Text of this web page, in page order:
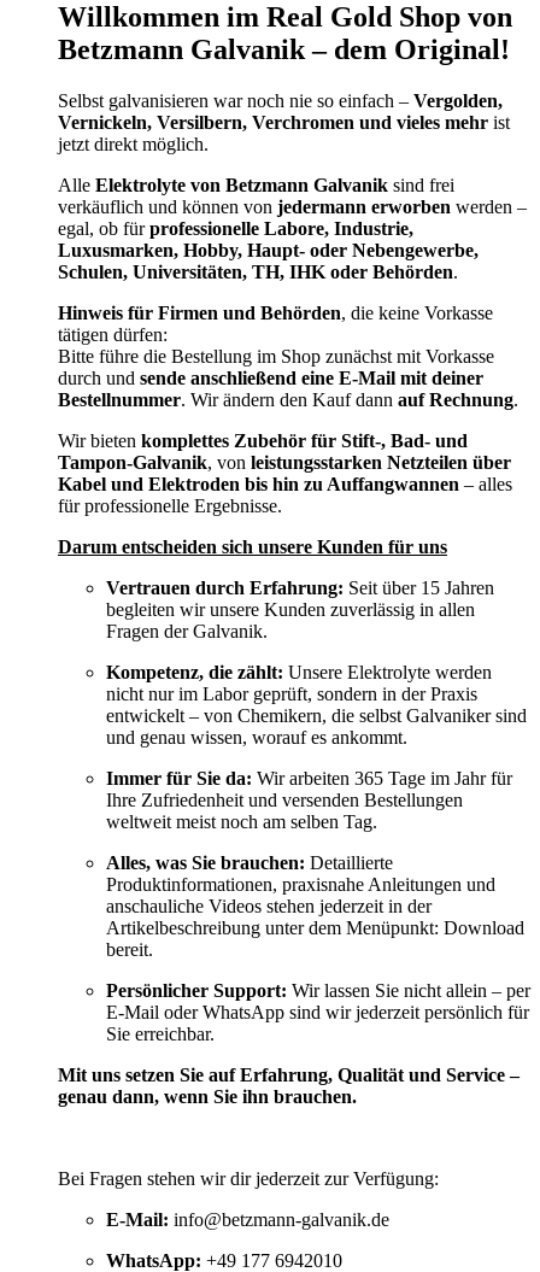
Willkommen im Real Gold Shop von
Betzmann Galvanik – dem Original!
Selbst galvanisieren war noch nie so einfach – Vergolden,
Vernickeln, Versilbern, Verchromen und vieles mehr ist
jetzt direkt möglich.
Alle Elektrolyte von Betzmann Galvanik sind frei
verkäuflich und können von jedermann erworben werden –
egal, ob fürprofessionelle Labore, Industrie,
Luxusmarken, Hobby, Haupt- oder Nebengewerbe,
Schulen, Universitäten, TH, IHK oder Behörden.
Hinweis für Firmen und Behörden, die keine Vorkasse
tätigen dürfen:
Bitte führe die Bestellung im Shop zunächst mit Vorkasse
durch und sende anschließend eine E-Mail mit deiner
Bestellnummer. Wir ändern den Kauf dann auf Rechnung.
Wir bieten komplettes Zubehör für Stift-, Bad- und
Tampon-Galvanik, von leistungsstarken Netzteilen über
Kabel und Elektroden bis hin zu Auffangwannen – alles
für professionelle Ergebnisse.
Darum entscheiden sich unsere Kunden für uns
Vertrauen durch Erfahrung: Seit über 15 Jahren
begleiten wir unsere Kunden zuverlässig in allen
Fragen der Galvanik.
Kompetenz, die zählt: Unsere Elektrolyte werden
nicht nur im Labor geprüft, sondern in der Praxis
entwickelt – von Chemikern, die selbst Galvaniker sind
und genau wissen, worauf es ankommt.
Immer für Sie da: Wir arbeiten 365 Tage im Jahr für
Ihre Zufriedenheit und versenden Bestellungen
weltweit meist noch am selben Tag.
Alles, was Sie brauchen: Detaillierte
Produktinformationen, praxisnahe Anleitungen und
anschauliche Videos stehen jederzeit in der
Artikelbeschreibung unter dem Menüpunkt: Download
bereit.
Persönlicher Support: Wir lassen Sie nicht allein – per
E-Mail oder WhatsApp sind wir jederzeit persönlich für
Sie erreichbar.
Mit uns setzen Sie auf Erfahrung, Qualität und Service –
genau dann, wenn Sie ihn brauchen.
Bei Fragen stehen wir dir jederzeit zur Verfügung:
E-Mail: info@betzmann-galvanik.de
WhatsApp: +49 177 6942010